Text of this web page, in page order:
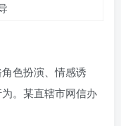
色扮演、情感诱
。某直辖市网信办